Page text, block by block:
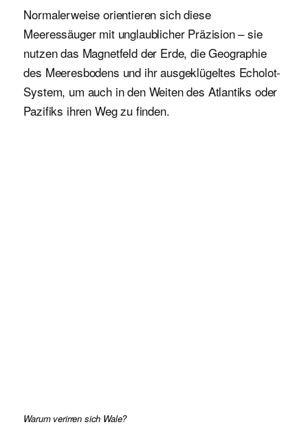
Normalerweise orientieren sich diese
Meeressäuger mit unglaublicher Präzision – sie
nutzen das Magnetfeld der Erde, die Geographie
des Meeresbodens und ihr ausgeklügeltes Echolot-
System, um auch in den Weiten des Atlantiks oder
Pazifiks ihren Weg zu finden.
Warum verirren sich Wale?